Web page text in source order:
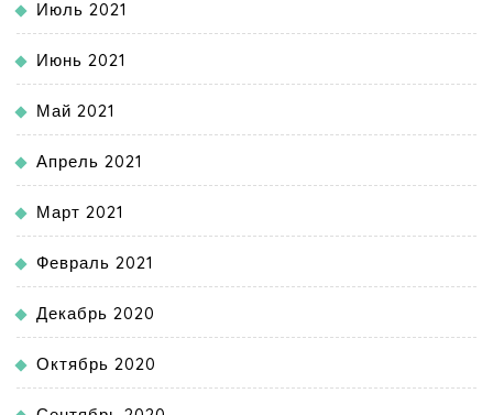
Июль 2021
Июнь 2021
Май 2021
Апрель 2021
Март 2021
Февраль 2021
Декабрь 2020
Октябрь 2020